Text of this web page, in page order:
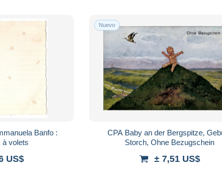
Banfo :
à volets
US$
Nuevo
CPA Baby an der Bergspitze,
Storch, Ohne Bezugschein
± 7,51 US$